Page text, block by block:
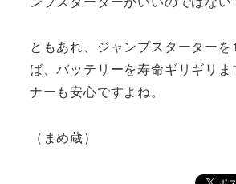
ともあれ、ジャンプスターター
ば、バッテリーを寿命ギリギリ
ナーも安心ですよね。
（まめ蔵）